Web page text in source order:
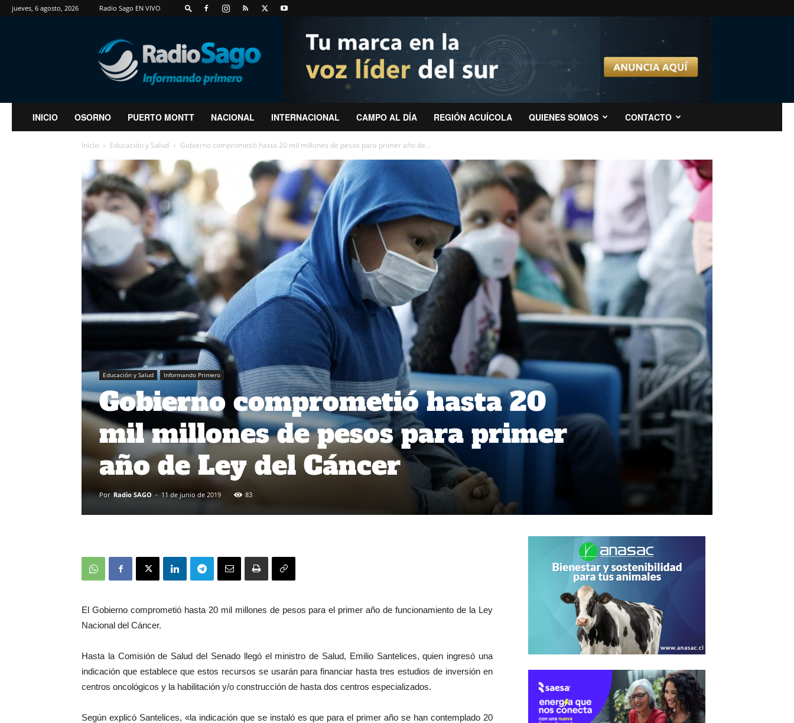
jueves, 6 agosto, 2026 Radio Sago EN VIVO
RadioSago
INICIO OSORNO PUERTO MONTT NACIONAL INTERNACIONAL CAMPO AL DÍA REGIÓN ACUÍCOLA QUIENES SOMOS CONTACTO
Inicio Educación y Salud Gobierno comprometió hasta 20 mil millones de pesos para primer año de...
Educación y Salud Informando Primero
Gobierno comprometió hasta 20
mil millones de pesos para primer
año de Ley del Cáncer
Por Radio SAGO - 11 de junio de 2019 83
El Gobierno comprometió hasta 20 mil millones de pesos para el primer año de funcionamiento de la Ley
Nacional del Cáncer.
Hasta la Comisión de Salud del Senado llegó el ministro de Salud, Emilio Santelices, quien ingresó una
indicación que establece que estos recursos se usarán para financiar hasta tres estudios de inversión en
centros oncológicos y la habilitación y/o construcción de hasta dos centros especializados.
Según explicó Santelices, «la indicación que se instaló es que para el primer año se han contemplado 20